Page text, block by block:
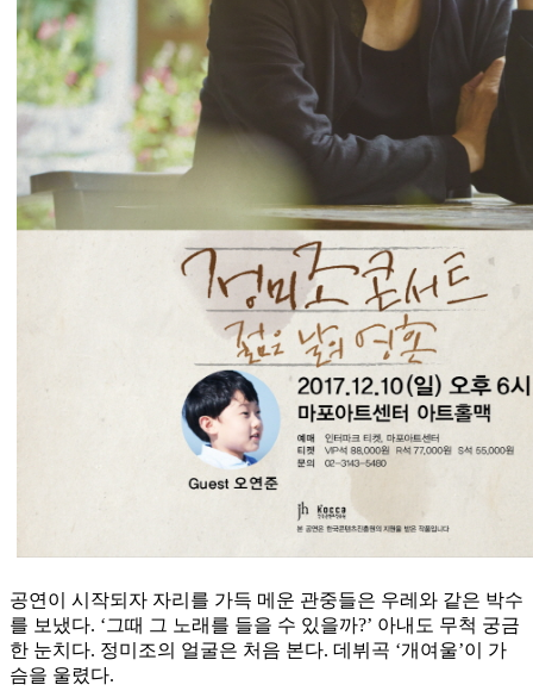
공연이 시작되자 자리를 가득 메운 관중들은 우레와 같은 박수
를 보냈다. ‘그때 그 노래를 들을 수 있을까?’ 아내도 무척 궁금
한 눈치다. 정미조의 얼굴은 처음 본다. 데뷔곡 ‘개여울’이 가
슴을 울렸다.